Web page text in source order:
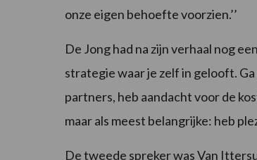
onze eigen behoefte voorzien.’’
De Jong had na zijn verhaal nog
strategie waar je zelf in gelooft. Ga
partners, heb aandacht voor de
maar als meest belangrijke: heb
De tweede spreker was Van